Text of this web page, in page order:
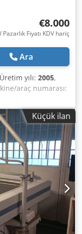
€8.000
Pazarlık Fiyatı KDV hariç
Ara
yılı: 2005,
araç numarası:
otomatik kılıf
olarak itilmesi
uzunluk
kontrolü 50
hafıza Dkedpfx Asy
kılıflar Plastik
Küçük ilan